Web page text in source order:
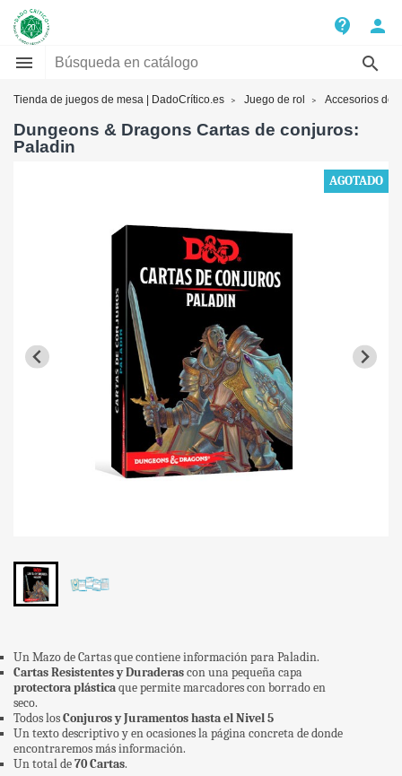
contact_support
person


Tienda de juegos de mesa | DadoCrítico.es Juego de rol Accesorios de
Dungeons & Dragons Cartas de conjuros:
Paladin
AGOTADO
Un Mazo de Cartas que contiene información para Paladin.
Cartas Resistentes y Duraderascon una pequeña capa
protectora plásticaque permite marcadores con borrado en
seco.
Todos losConjuros y Juramentos hasta el Nivel 5
Un texto descriptivo y en ocasiones la página concreta de donde
encontraremos más información.
Un total de70 Cartas.